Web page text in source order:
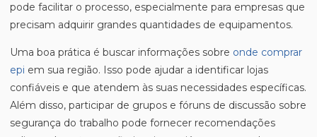
pode facilitar o processo, especialmente para empresas que
precisam adquirir grandes quantidades de equipamentos.
Uma boa prática é buscar informações sobre onde comprar
epi em sua região. Isso pode ajudar a identificar lojas
confiáveis e que atendem às suas necessidades específicas.
Além disso, participar de grupos e fóruns de discussão sobre
segurança do trabalho pode fornecer recomendações